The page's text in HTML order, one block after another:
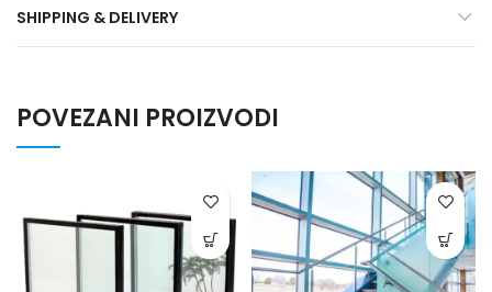
SHIPPING & DELIVERY
POVEZANI PROIZVODI